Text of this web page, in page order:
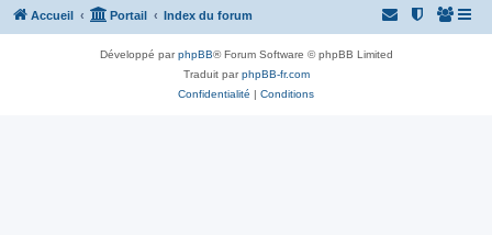
Accueil Portail Index du forum
Développé parphpBB® Forum Software © phpBB Limited
Traduit parphpBB-fr.com
Confidentialité | Conditions